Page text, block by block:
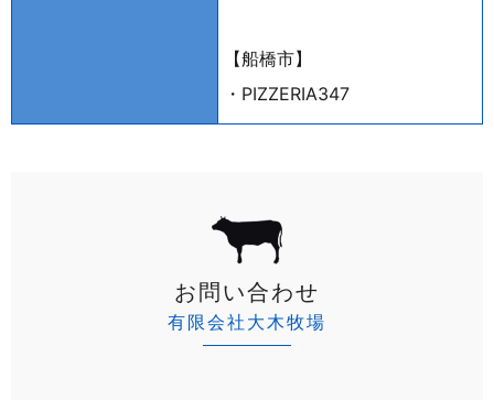
【船橋市】
・PIZZERIA347
お問い合わせ
有限会社大木牧場